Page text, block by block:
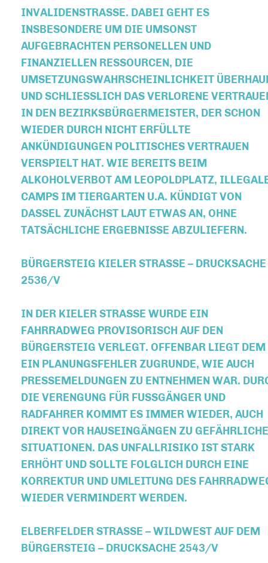
NVALIDENSTRASSE. DABEI GEHT ES IN
SBESONDERE UM DIE UMSONST AU
FGEBRACHTEN PERSONELLEN UND FI
NANZIELLEN RESSOURCEN, DIE UM
SETZUNGSWAHRSCHEINLICHKEIT ÜBERHAUPT
D SCHLIESSLICH DAS VERLORENE VERTRAUEN
DEN BEZIRKSBÜRGERMEISTER, DER SCHON WIE
DER DURCH NICHT ERFÜLLTE ANK
ÜNDIGUNGEN POLITISCHES VERTRAUEN VER
SPIELT HAT. WIE BEREITS BEIM ALK
OHOLVERBOT AM LEOPOLDPLATZ, ILLEGALEN
PS IM TIERGARTEN U.A. KÜNDIGT VON DAS
SEL ZUNÄCHST LAUT ETWAS AN, OHNE TAT
SÄCHLICHE ERGEBNISSE ABZULIEFERN.
BÜRGERSTEIG KIELER STRASSE – DRUCKSACHE 2
536/V
IN DER KIELER STRASSE WURDE EIN F
AHRRADWEG PROVISORISCH AUF DEN B
ÜRGERSTEIG VERLEGT. OFFENBAR LIEGT DEM E
IN PLANUNGSFEHLER ZUGRUNDE, WIE AUCH P
RESSEMELDUNGEN ZU ENTNEHMEN WAR.
IE VERENGUNG FÜR FUSSGÄNGER UND RA
DFAHRER KOMMT ES IMMER WIEDER, AUCH DI
REKT VOR HAUSEINGÄNGEN ZU GEFÄHRLICHEN
TUATIONEN. DAS UNFALLRISIKO IST STARK ER
HÖHT UND SOLLTE FOLGLICH DURCH EINE KO
RREKTUR UND UMLEITUNG DES FAHRRADWEGS
EDER VERMINDERT WERDEN.
ELBERFELDER STRASSE – WILDWEST AUF DEM B
ÜRGERSTEIG – DRUCKSACHE 2543/V